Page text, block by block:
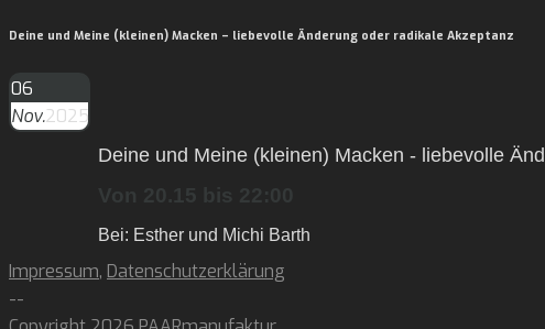
Deine und Meine (kleinen) Macken – liebevolle Änderung oder radikale Akzeptanz
06
Nov.2025
Deine und Meine (kleinen) Macken - liebevolle
Bei: Esther und Michi Barth
Impressum, Datenschutzerklärung
--